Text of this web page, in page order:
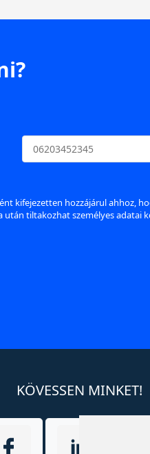
kifejezetten hozzájárul ahhoz,
után tiltakozhat személyes adatai
KÖVESSEN MINKET!